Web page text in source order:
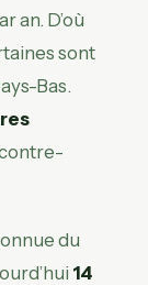
an. D’où
sont
Bas.
du
14